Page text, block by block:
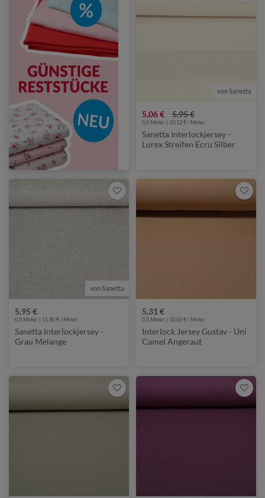
von Sanetta
5,06 € 5,95 €
0,5 Meter | 10,12 € / Meter
Sanetta Interlockjersey -
Lurex Streifen Ecru Silber
von Sanetta
5,95 €
0,5 Meter | 11,90 € / Meter
Sanetta Interlockjersey -
Grau Melange
5,31 €
0,5 Meter | 10,61 € / Meter
Interlock Jersey Gustav - Uni
Camel Angeraut